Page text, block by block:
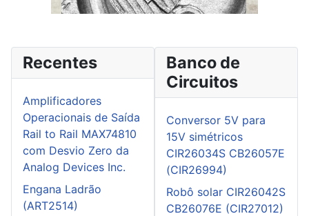
Recentes
Amplificadores
Operacionais de Saída
Rail to Rail MAX74810
com Desvio Zero da
Analog Devices Inc.
Engana Ladrão
(ART2514)
Banco de
Circuitos
Conversor 5V para
15V simétricos
CIR26034S CB26057E
(CIR26994)
Robô solar CIR26042S
CB26076E (CIR27012)